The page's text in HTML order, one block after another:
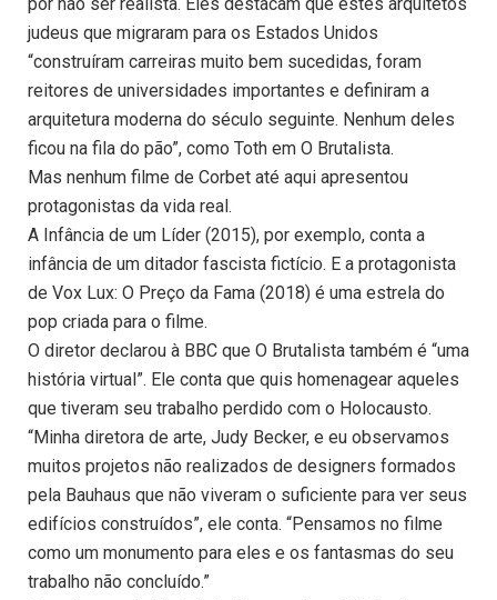
judeus que migraram para os Estados Unidos
“construíram carreiras muito bem sucedidas, foram
reitores de universidades importantes e definiram a
arquitetura moderna do século seguinte. Nenhum deles
ficou na fila do pão”, como Toth em O Brutalista.
Mas nenhum filme de Corbet até aqui apresentou
protagonistas da vida real.
A Infância de um Líder (2015), por exemplo, conta a
infância de um ditador fascista fictício. E a protagonista
de Vox Lux: O Preço da Fama (2018) é uma estrela do
pop criada para o filme.
O diretor declarou à BBC que O Brutalista também é “uma
história virtual”. Ele conta que quis homenagear aqueles
que tiveram seu trabalho perdido com o Holocausto.
“Minha diretora de arte, Judy Becker, e eu observamos
muitos projetos não realizados de designers formados
pela Bauhaus que não viveram o suficiente para ver seus
edifícios construídos”, ele conta. “Pensamos no filme
como um monumento para eles e os fantasmas do seu
trabalho não concluído.”